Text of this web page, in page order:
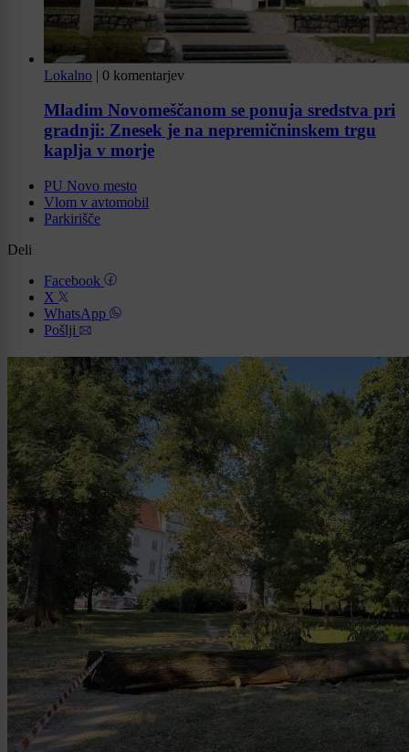
Lokalno | 0 komentarjev
Mladim Novomeščanom se ponuja sredstva pri
gradnji: Znesek je na nepremičninskem trgu
kaplja v morje
PU Novo mesto
Vlom v avtomobil
Parkirišče
Deli
Facebook
X
WhatsApp
Pošlji